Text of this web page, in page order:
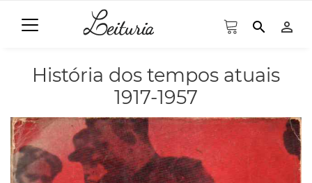
search person_outline
História dos tempos atuais
1917-1957